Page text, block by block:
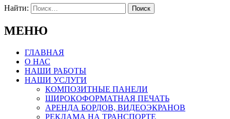
Найти:
МЕНЮ
ГЛАВНАЯ
О НАС
НАШИ РАБОТЫ
НАШИ УСЛУГИ
КОМПОЗИТНЫЕ ПАНЕЛИ
ШИРОКОФОРМАТНАЯ ПЕЧАТЬ
АРЕНДА БОРДОВ, ВИДЕОЭКРАНОВ
РЕКЛАМА НА ТРАНСПОРТЕ